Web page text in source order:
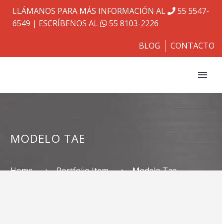
LLÁMANOS PARA MÁS INFORMACIÓN AL
55 5547-
6549 | ESCRÍBENOS AL 55 8103-2226
BLOG CONTACTO
MODELO TAE
Home Portfolio Item Modelo Tae